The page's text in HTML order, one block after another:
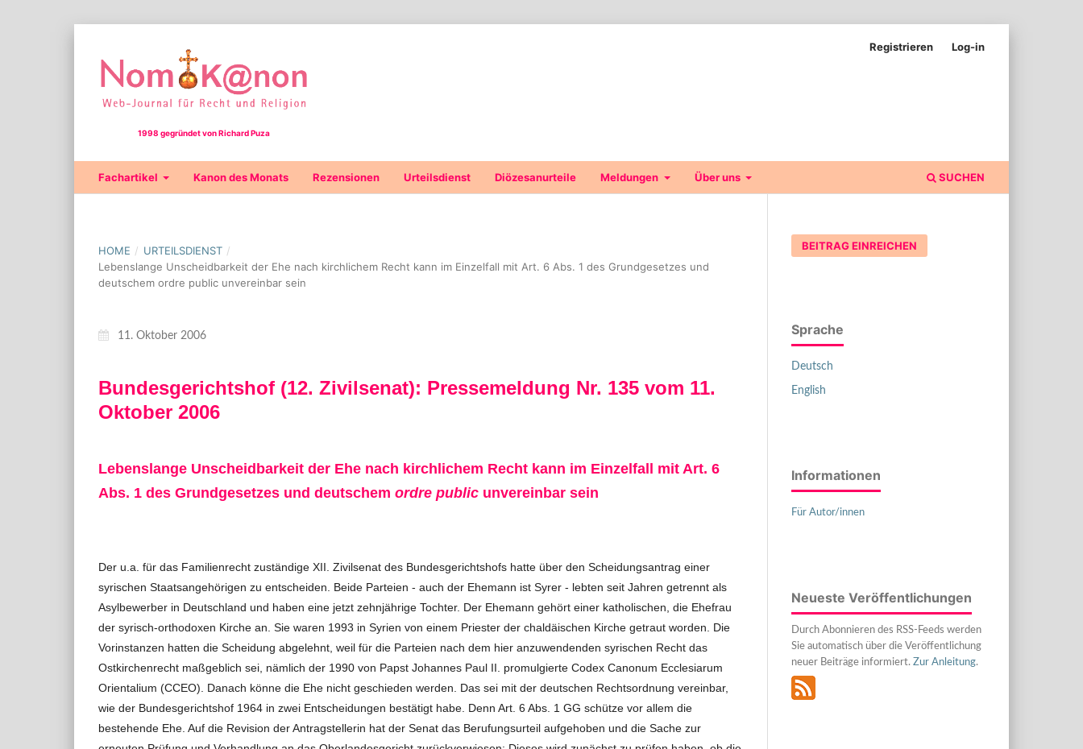
1998 gegründet von Richard Puza
Fachartikel Kanon des Monats Rezensionen Urteilsdienst Diözesanurteile Meldungen Über uns SUCHEN
Registrieren Log-in
HOME / URTEILSDIENST /
Lebenslange Unscheidbarkeit der Ehe nach kirchlichem Recht kann im Einzelfall mit Art. 6 Abs. 1 des Grundgesetzes und
deutschem ordre public unvereinbar sein
11. Oktober 2006
Bundesgerichtshof (12. Zivilsenat): Pressemeldung Nr. 135 vom 11.
Oktober 2006
Lebenslange Unscheidbarkeit der Ehe nach kirchlichem Recht kann im Einzelfall mit Art. 6
Abs. 1 des Grundgesetzes und deutschem ordre public unvereinbar sein
Der u.a. für das Familienrecht zuständige XII. Zivilsenat des Bundesgerichtshofs hatte über den Scheidungsantrag einer
syrischen Staatsangehörigen zu entscheiden. Beide Parteien - auch der Ehemann ist Syrer - lebten seit Jahren getrennt als
Asylbewerber in Deutschland und haben eine jetzt zehnjährige Tochter. Der Ehemann gehört einer katholischen, die Ehefrau
der syrisch-orthodoxen Kirche an. Sie waren 1993 in Syrien von einem Priester der chaldäischen Kirche getraut worden. Die
Vorinstanzen hatten die Scheidung abgelehnt, weil für die Parteien nach dem hier anzuwendenden syrischen Recht das
Ostkirchenrecht maßgeblich sei, nämlich der 1990 von Papst Johannes Paul II. promulgierte Codex Canonum Ecclesiarum
Orientalium (CCEO). Danach könne die Ehe nicht geschieden werden. Das sei mit der deutschen Rechtsordnung vereinbar,
wie der Bundesgerichtshof 1964 in zwei Entscheidungen bestätigt habe. Denn Art. 6 Abs. 1 GG schütze vor allem die
bestehende Ehe. Auf die Revision der Antragstellerin hat der Senat das Berufungsurteil aufgehoben und die Sache zur
BEITRAG EINREICHEN
Sprache
Deutsch
English
Informationen
Für Autor/innen
Neueste Veröffentlichungen
Durch Abonnieren des RSS-Feeds werden
Sie automatisch über die Veröffentlichung
neuer Beiträge informiert. Zur Anleitung.